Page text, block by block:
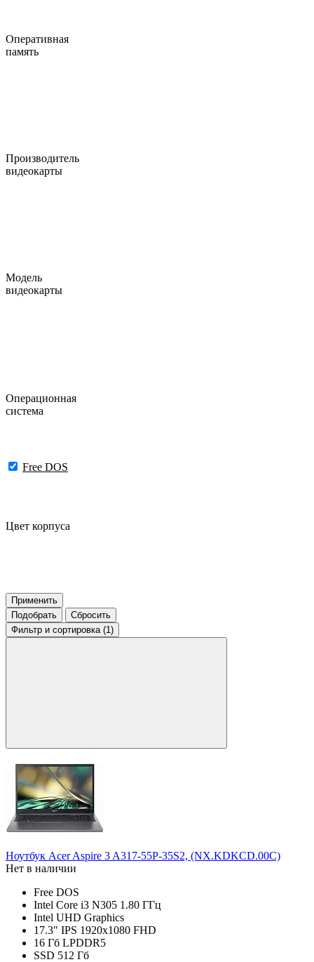
Оперативная
память
Производитель
видеокарты
Модель
видеокарты
Операционная
система
Free DOS
Цвет корпуса
Применить
Подобрать
Сбросить
Фильтр и сортировка (1)
Ноутбук Acer Aspire 3 A317-55P-35S2, (NX.KDKCD.00C)
Нет в наличии
Free DOS
Intel Core i3 N305 1.80 ГГц
Intel UHD Graphics
17.3" IPS 1920x1080 FHD
16 Гб LPDDR5
SSD 512 Гб